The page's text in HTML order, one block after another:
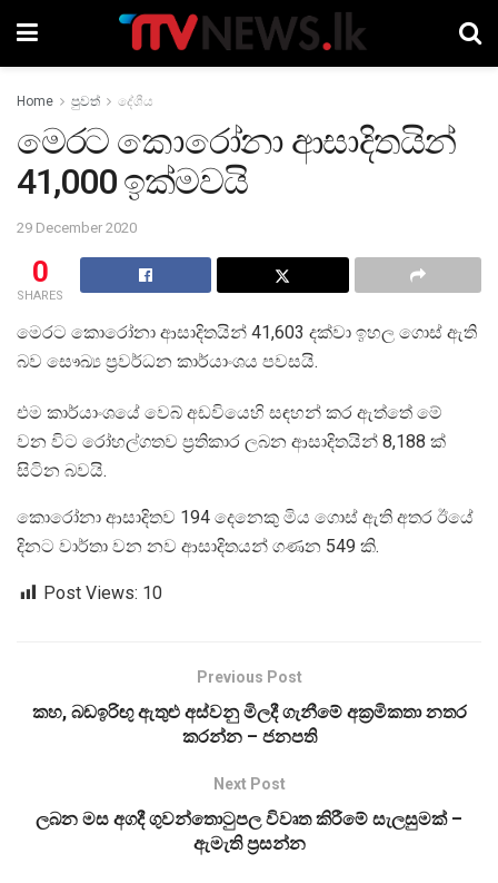
Home පුවත් දේශීය
මෙරට කොරෝනා ආසාදිතයින්
41,000 ඉක්මවයි
29 December 2020
0
SHARES
මෙරට කොරෝනා ආසාදිතයින් 41,603 දක්වා ඉහල ගොස් ඇති
බව සෞඛ්‍ය ප්‍රවර්ධන කාර්යාංශය පවසයි.
එම කාර්යාංශයේ වෙබ් අඩවියෙහි සඳහන් කර ඇත්තේ මේ
වන විට රෝහල්ගතව ප්‍රතිකාර ලබන ආසාදිතයින් 8,188 ක්
සිටින බවයි.
කොරෝනා ආසාදිතව 194 දෙනෙකු මිය ගොස් ඇති අතර ඊයේ
දිනට වාර්තා වන නව ආසාදිතයන් ගණන 549 කි.
Post Views: 10
Previous Post
කහ, බඩඉරිඟු ඇතුළු අස්වනු මිලදී ගැනීමේ අක්‍රමිකතා නතර
කරන්න – ජනපති
Next Post
ලබන මස අගදී ගුවන්තොටුපල විවෘත කිරීමේ සැලසුමක් –
ඇමැති ප්‍රසන්න